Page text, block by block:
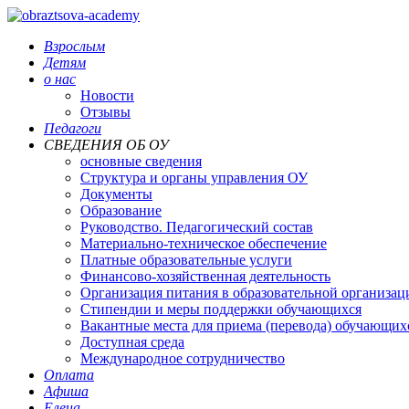
Взрослым
Детям
о нас
Новости
Отзывы
Педагоги
СВЕДЕНИЯ ОБ ОУ
основные сведения
Структура и органы управления ОУ
Документы
Образование
Руководство. Педагогический состав
Материально-техническое обеспечение
Платные образовательные услуги
Финансово-хозяйственная деятельность
Организация питания в образовательной
Стипендии и меры поддержки обучающихся
Вакантные места для приема (перевода)
Доступная среда
Международное сотрудничество
Оплата
Афиша